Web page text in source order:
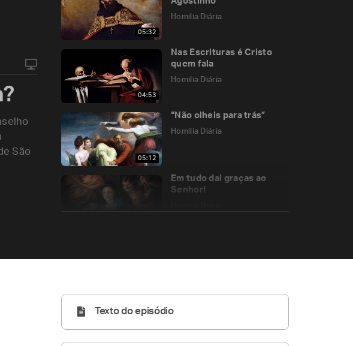
05:32
Homilia Diária
04:53
Nas Escrituras é Cristo
quem fala
Homilia Diária
05:12
“Não olheis para trás”
Homilia Diária
Em tudo dai graças ao
Senhor!
São
Texto do episódio